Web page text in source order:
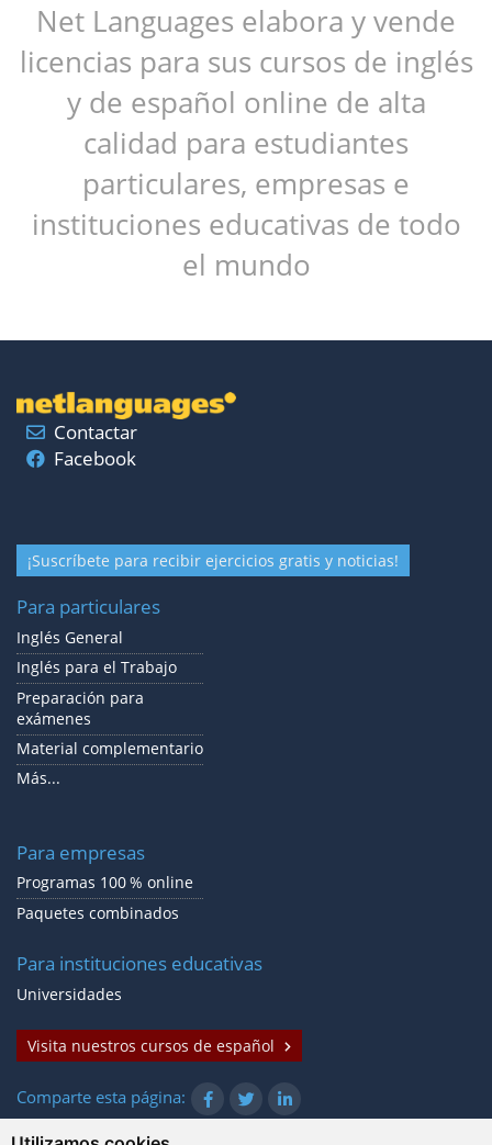
Net Languages elabora y vende
licencias para sus cursos de inglés
y de español online de alta
calidad para estudiantes
particulares, empresas e
instituciones educativas de todo
el mundo
Contactar
Facebook
¡Suscríbete para recibir ejercicios gratis y noticias!
Para particulares
Inglés General
Inglés para el Trabajo
Preparación para
exámenes
Material complementario
Más...
Para empresas
Programas 100 % online
Paquetes combinados
Para instituciones educativas
Universidades
Visita nuestros cursos de español
Comparte esta página: